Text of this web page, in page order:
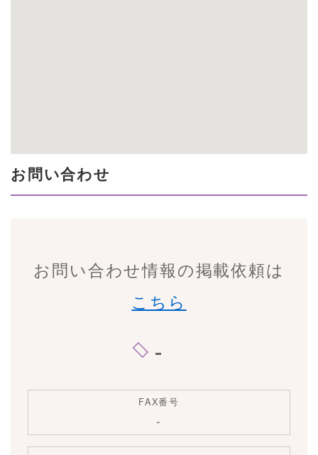
お問い合わせ
お問い合わせ情報の掲載依頼は
こちら
-
FAX番号
-